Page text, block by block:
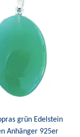
grün Edelstein
Anhänger 925er